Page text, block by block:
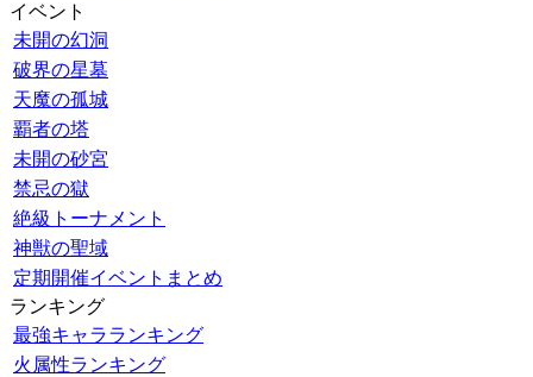
イベント
未開の幻洞
破界の星墓
天魔の孤城
覇者の塔
未開の砂宮
禁忌の獄
絶級トーナメント
神獣の聖域
定期開催イベントまとめ
ランキング
最強キャラランキング
火属性ランキング